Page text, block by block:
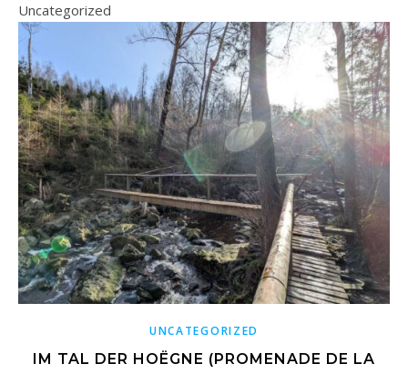
Uncategorized
UNCATEGORIZED
IM TAL DER HOËGNE (PROMENADE DE LA